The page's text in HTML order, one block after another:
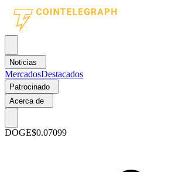
Noticias
MercadosDestacados
Patrocinado
Acerca de
DOGE$0.07099